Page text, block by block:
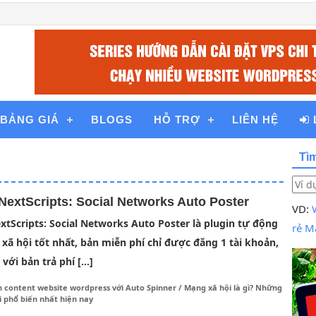
BẢNG GIÁ BLOGS HỖ TRỢ LIÊN HỆ
Social Networks Auto Poster
Social Networks Auto Poster là plugin tự động
hội tốt nhất, bản miễn phí chỉ được đăng 1 tài khoản,
với bản trả phí […]
content website wordpress với Auto Spinner / Mạng xã hội là gì? Những
phổ biến nhất hiện nay
VD:
rẻ